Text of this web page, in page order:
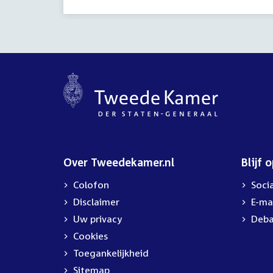
Over Tweedekamer.nl
Colofon
Disclaimer
Uw privacy
Cookies
Toegankelijkheid
Sitemap
Blijf
E-